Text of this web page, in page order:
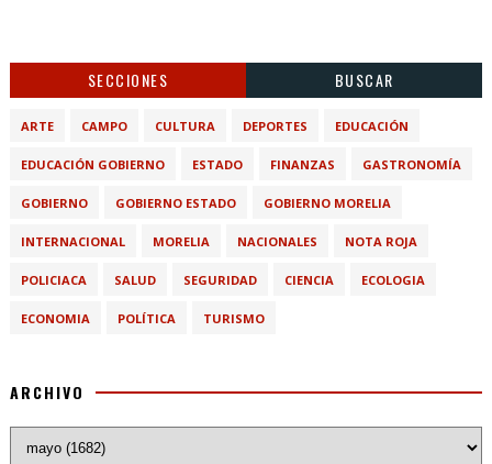
SECCIONES BUSCAR
ARTE CAMPO CULTURA DEPORTES EDUCACIÓN
EDUCACIÓN GOBIERNO ESTADO FINANZAS GASTRONOMÍA
GOBIERNO GOBIERNO ESTADO GOBIERNO MORELIA
INTERNACIONAL MORELIA NACIONALES NOTA ROJA
POLICIACA SALUD SEGURIDAD CIENCIA ECOLOGIA
ECONOMIA POLÍTICA TURISMO
ARCHIVO